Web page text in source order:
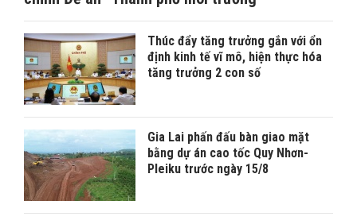
Thúc đẩy tăng trưởng gắn với ổn
định kinh tế vĩ mô, hiện thực hóa
tăng trưởng 2 con số
Gia Lai phấn đấu bàn giao mặt
bằng dự án cao tốc Quy Nhơn-
Pleiku trước ngày 15/8